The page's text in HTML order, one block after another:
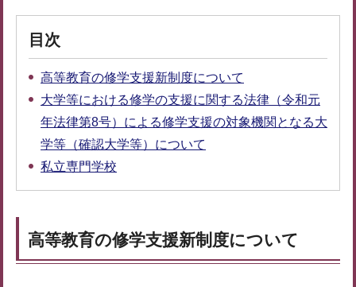
目次
高等教育の修学支援新制度について
大学等における修学の支援に関する法律（令和元
年法律第8号）による修学支援の対象機関となる大
学等（確認大学等）について
私立専門学校
高等教育の修学支援新制度について